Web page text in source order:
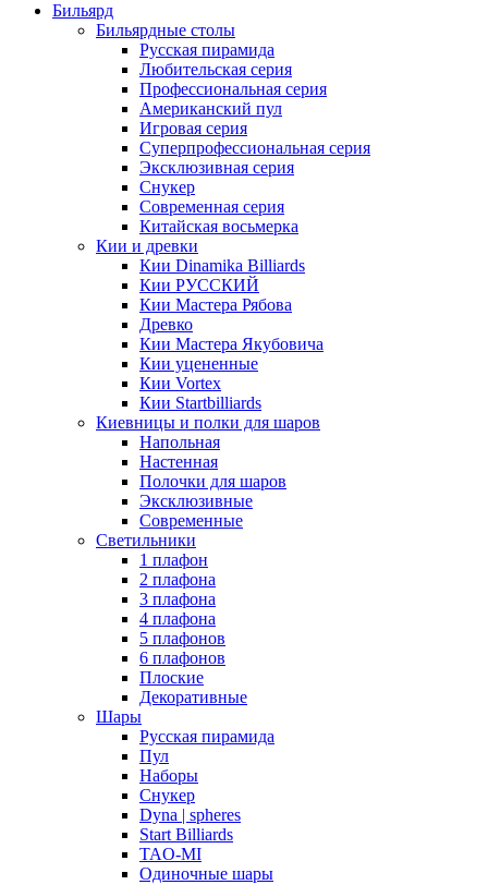
Бильярд
Бильярдные столы
Русская пирамида
Любительская серия
Профессиональная серия
Американский пул
Игровая серия
Суперпрофессиональная серия
Эксклюзивная серия
Снукер
Современная серия
Китайская восьмерка
Кии и древки
Кии Dinamika Billiards
Кии РУССКИЙ
Кии Мастера Рябова
Древко
Кии Мастера Якубовича
Кии уцененные
Кии Vortex
Кии Startbilliards
Киевницы и полки для шаров
Напольная
Настенная
Полочки для шаров
Эксклюзивные
Современные
Светильники
1 плафон
2 плафона
3 плафона
4 плафона
5 плафонов
6 плафонов
Плоские
Декоративные
Шары
Русская пирамида
Пул
Наборы
Снукер
Dyna | spheres
Start Billiards
TAO-MI
Одиночные шары